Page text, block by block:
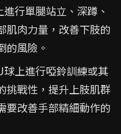
行單腿站立、深蹲、
肌肉力量，改善下肢的
的風險。
球上進行啞鈴訓練或其
挑戰性，提升上肢肌群
要改善手部精細動作的